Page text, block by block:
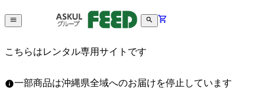
こちらはレンタル専用サイトです
一部商品は沖縄県全域へのお届けを停止しています